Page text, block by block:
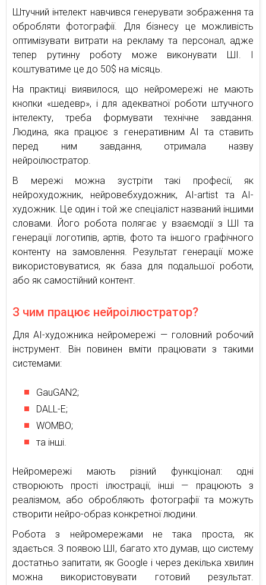
Штучний інтелект навчився генерувати зображення та
обробляти фотографії. Для бізнесу це можливість
оптимізувати витрати на рекламу та персонал, адже
тепер рутинну роботу може виконувати ШІ. І
коштуватиме це до 50$ на місяць.
На практиці виявилося, що нейромережі не мають
кнопки «шедевр», і для адекватної роботи штучного
інтелекту, треба формувати технічне завдання.
Людина, яка працює з генеративним AI та ставить
перед ним завдання, отримала назву
нейроілюстратор.
В мережі можна зустріти такі професії, як
нейрохудожник, нейровебхудожник, AI-artist та AI-
художник. Це один і той же спеціаліст названий іншими
словами. Його робота полягає у взаємодії з ШІ та
генерації логотипів, артів, фото та іншого графічного
контенту на замовлення. Результат генерації може
використовуватися, як база для подальшої роботи,
або як самостійний контент.
З чим працює нейроілюстратор?
Для AI-художника нейромережі — головний робочий
інструмент. Він повинен вміти працювати з такими
системами:
GauGAN2;
DALL-E;
WOMBO;
та інші.
Нейромережі мають різний функціонал: одні
створюють прості ілюстрації, інші — працюють з
реалізмом, або обробляють фотографії та можуть
створити нейро-образ конкретної людини.
Робота з нейромережами не така проста, як
здається. З появою ШІ, багато хто думав, що систему
достатньо запитати, як Google і через декілька хвилин
можна використовувати готовий результат.